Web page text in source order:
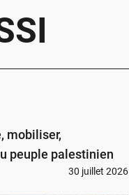
mobiliser,
peuple palestinien
30 juillet 2026